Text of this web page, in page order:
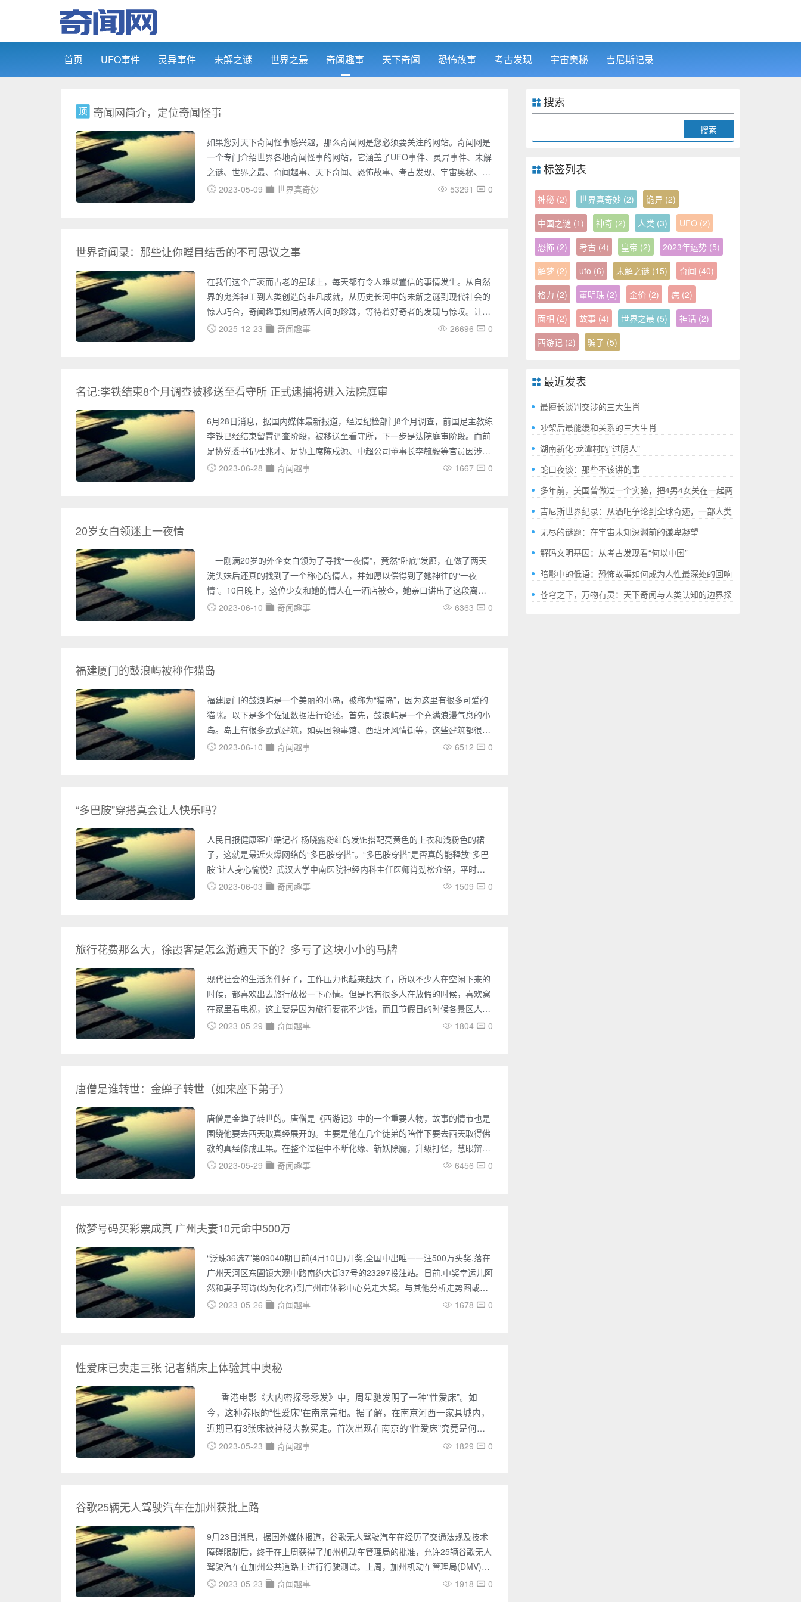
首页 UFO事件 灵异事件 未解之谜 世界之最 奇闻趣事 天下奇闻 恐怖故事 考古发现 宇宙奥秘 吉尼斯记录
奇闻网简介，定位奇闻怪事
如果您对天下奇闻怪事感兴趣，那么奇闻网是您必须要关注的网站。奇闻网是
一个专门介绍世界各地奇闻怪事的网站，它涵盖了UFO事件、灵异事件、未解
之谜、世界之最、奇闻趣事、天下奇闻、恐怖故事、考古发现、宇宙奥秘、吉
尼斯记录等多个方面，它的内容极为丰富，涉及面广，为您带来了无数神秘之
集了大量未解之谜的
53291 0
2023-05-09 世界真奇妙
世界奇闻录：那些让你瞠目结舌的不可思议之事
在我们这个广袤而古老的星球上，每天都有令人难以置信的事情发生。从自然
界的鬼斧神工到人类创造的非凡成就，从历史长河中的未解之谜到现代社会的
惊人巧合，奇闻趣事如同散落人间的珍珠，等待着好奇者的发现与惊叹。让我
们一同踏上这场探索之旅，揭开世界各个角落那些让人瞠目结舌的不可思议之
幅梦幻般的画面。而在委内
26696 0
2025-12-23 奇闻趣事
名记:李铁结束8个月调查被移送至看守所 正式逮捕将进入法院庭审
6月28日消息，据国内媒体最新报道，经过纪检部门8个月调查，前国足主教练
李铁已经结束留置调查阶段，被移送至看守所，下一步是法院庭审阶段。而前
足协党委书记杜兆才、足协主席陈戌源、中超公司董事长李毓毅等官员因涉案
金额高达数千万元，面临重判。2020年1月，前国脚李铁出任国足主教练，李
1667 0
2023-06-28 奇闻趣事
20岁女白领迷上一夜情
一刚满20岁的外企女白领为了寻找“一夜情”，竟然“卧底”发廊，在做了两天
洗头妹后还真的找到了一个称心的情人，并如愿以偿得到了她神往的“一夜
情”。10日晚上，这位少女和她的情人在一酒店被查，她亲口讲出了这段离奇
荒唐的故事。11日，民警对她的荒唐行为作出了严肃的批评。 10日晚上，
的询问下，这位
6363 0
2023-06-10 奇闻趣事
福建厦门的鼓浪屿被称作猫岛
福建厦门的鼓浪屿是一个美丽的小岛，被称为“猫岛”，因为这里有很多可爱的
猫咪。以下是多个佐证数据进行论述。首先，鼓浪屿是一个充满浪漫气息的小
岛。岛上有很多欧式建筑，如英国领事馆、西班牙风情街等，这些建筑都很有
特色，让人感觉仿佛置身于欧洲。而这些建筑的外墙上，经常可以看到一些猫
出没在岛上的各个角落，
6512 0
2023-06-10 奇闻趣事
“多巴胺”穿搭真会让人快乐吗？
人民日报健康客户端记者 杨晓露粉红的发饰搭配亮黄色的上衣和浅粉色的裙
子，这就是最近火爆网络的“多巴胺穿搭”。“多巴胺穿搭”是否真的能释放“多巴
胺”让人身心愉悦？武汉大学中南医院神经内科主任医师肖劲松介绍，平时我
们穿衣的色彩搭配确实会影响人的心情，但色彩对每个人的刺激是不同的，并
搭”的行列。这
1509 0
2023-06-03 奇闻趣事
旅行花费那么大，徐霞客是怎么游遍天下的？多亏了这块小小的马牌
现代社会的生活条件好了，工作压力也越来越大了，所以不少人在空闲下来的
时候，都喜欢出去旅行放松一下心情。但是也有很多人在放假的时候，喜欢窝
在家里看电视，这主要是因为旅行要花不少钱，而且节假日的时候各景区人山
人海，与其花那个冤枉钱还不如在家里看电视。事实上也确实如此，现在想要
钱。那么，古代的徐霞客是怎
1804 0
2023-05-29 奇闻趣事
唐僧是谁转世：金蝉子转世（如来座下弟子）
唐僧是金蝉子转世的。唐僧是《西游记》中的一个重要人物，故事的情节也是
围绕他要去西天取真经展开的。主要是他在几个徒弟的陪伴下要去西天取得佛
教的真经修成正果。在整个过程中不断化缘、斩妖除魔，升级打怪，慧眼辩妖
怪最终到达目的地的取得真经的过程。现在成为了很多人的童年，是每逢假期
是个有情有义的人，不管唐
6456 0
2023-05-29 奇闻趣事
做梦号码买彩票成真 广州夫妻10元命中500万
“泛珠36选7”第09040期日前(4月10日)开奖,全国中出唯一一注500万头奖,落在
广州天河区东圃镇大观中路南约大街37号的23297投注站。日前,中奖幸运儿阿
然和妻子阿诗(均为化名)到广州市体彩中心兑走大奖。与其他分析走势图或守
号的彩民不同,阿然的大奖号码居然是做梦梦来的,真可谓是“梦想成真”。据了
1678 0
2023-05-26 奇闻趣事
性爱床已卖走三张 记者躺床上体验其中奥秘
香港电影《大内密探零零发》中，周星驰发明了一种“性爱床”。如
今，这种养眼的“性爱床”在南京亮相。据了解，在南京河西一家具城内，
近期已有3张床被神秘大款买走。首次出现在南京的“性爱床”究竟是何等
模样？昨天，记者进行了一次切身体验。
1829 0
2023-05-23 奇闻趣事
谷歌25辆无人驾驶汽车在加州获批上路
9月23日消息，据国外媒体报道，谷歌无人驾驶汽车在经历了交通法规及技术
障碍限制后，终于在上周获得了加州机动车管理局的批准，允许25辆谷歌无人
驾驶汽车在加州公共道路上进行行驶测试。上周，加州机动车管理局(DMV)公
布了可以上路测试的29种无人驾驶汽车的型号。谷歌的25辆无人驾驶汽车——
1918 0
2023-05-23 奇闻趣事
搜索
标签列表
神秘 (2) 世界真奇妙 (2) 诡异 (2)
中国之谜 (1) 神奇 (2) 人类 (3) UFO (2)
恐怖 (2) 考古 (4) 皇帝 (2) 2023年运势 (5)
解梦 (2) ufo (6) 未解之谜 (15) 奇闻 (40)
格力 (2) 董明珠 (2) 金价 (2) 痣 (2)
面相 (2) 故事 (4) 世界之最 (5) 神话 (2)
西游记 (2) 骗子 (5)
最近发表
最擅长谈判交涉的三大生肖
吵架后最能缓和关系的三大生肖
湖南新化·龙潭村的"过阴人"
蛇口夜谈：那些不该讲的事
多年前，美国曾做过一个实验，把4男4女关在一起两
年，结果如何?
吉尼斯世界纪录：从酒吧争论到全球奇迹，一部人类
成就的“极限”百科全书
无尽的谜题：在宇宙未知深渊前的谦卑凝望
解码文明基因：从考古发现看“何以中国”
暗影中的低语：恐怖故事如何成为人性最深处的回响
苍穹之下，万物有灵：天下奇闻与人类认知的边界探